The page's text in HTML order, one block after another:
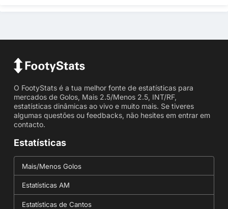
O FootyStats é a tua melhor fonte de estatísticas para
mercados de Golos, Mais 2.5/Menos 2.5, INT/RF,
estatísticas dinâmicas ao vivo e muito mais. Se tiveres
algumas questões ou feedbacks, não hesites em entrar em
contacto.
Estatísticas
Mais/Menos Golos
Estatísticas AM
Estatísticas de Cantos